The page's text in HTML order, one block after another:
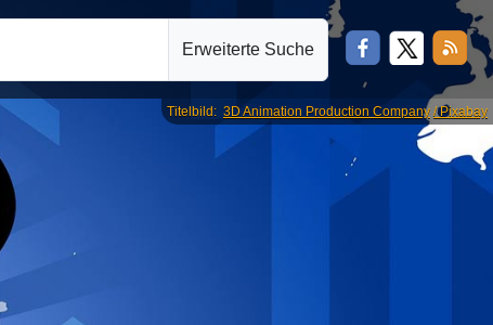
Erweiterte Suche
Titelbild: 3D Animation Production Company / Pixabay